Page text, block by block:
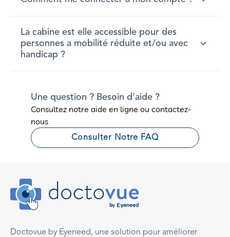
La cabine est elle accessible pour des
personnes a mobilité réduite et/ou avec
handicap ?
Une question ? Besoin d’aide ?
Consultez notre aide en ligne ou contactez-
nous
Consulter Notre FAQ
Doctovue by Eyeneed, une solution pour améliorer